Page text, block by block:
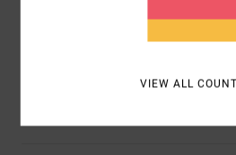
Zusammensetzung84 %
VIEW ALL